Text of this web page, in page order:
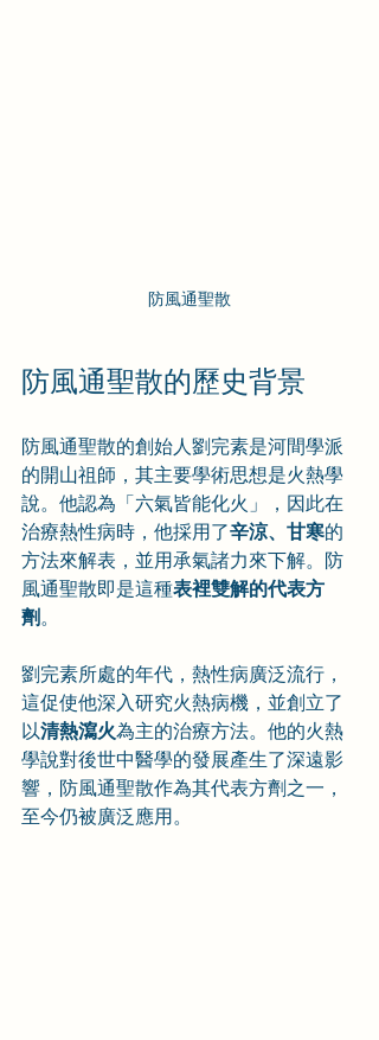
防風通聖散
防風通聖散的歷史背景
防風通聖散的創始人劉完素是河間學派
的開山祖師，其主要學術思想是火熱學
說。他認為「六氣皆能化火」，因此在
治療熱性病時，他採用了辛涼、甘寒的
方法來解表，並用承氣諸力來下解。防
風通聖散即是這種表裡雙解的代表方
劑。
劉完素所處的年代，熱性病廣泛流行，
這促使他深入研究火熱病機，並創立了
以清熱瀉火為主的治療方法。他的火熱
學說對後世中醫學的發展產生了深遠影
響，防風通聖散作為其代表方劑之一，
至今仍被廣泛應用。